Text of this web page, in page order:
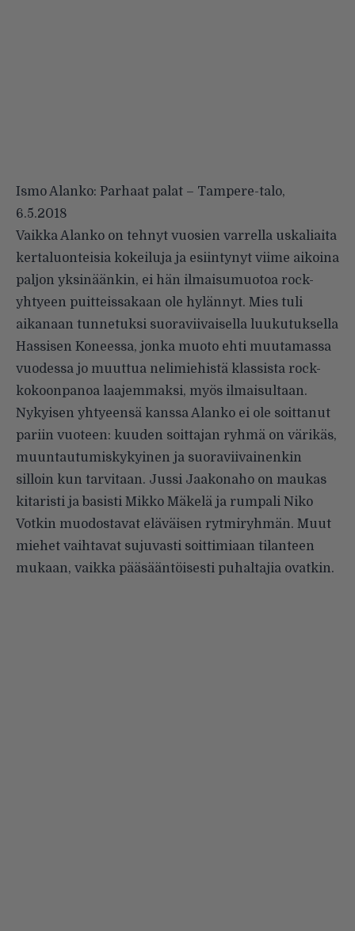
Ismo Alanko: Parhaat palat – Tampere-talo,
6.5.2018
Vaikka Alanko on tehnyt vuosien varrella uskaliaita
kertaluonteisia kokeiluja ja esiintynyt viime aikoina
paljon yksinäänkin, ei hän ilmaisumuotoa rock-
yhtyeen puitteissakaan ole hylännyt. Mies tuli
aikanaan tunnetuksi suoraviivaisella luukutuksella
Hassisen Koneessa, jonka muoto ehti muutamassa
vuodessa jo muuttua nelimiehistä klassista rock-
kokoonpanoa laajemmaksi, myös ilmaisultaan.
Nykyisen yhtyeensä kanssa Alanko ei ole soittanut
pariin vuoteen: kuuden soittajan ryhmä on värikäs,
muuntautumiskykyinen ja suoraviivainenkin
silloin kun tarvitaan. Jussi Jaakonaho on maukas
kitaristi ja basisti Mikko Mäkelä ja rumpali Niko
Votkin muodostavat eläväisen rytmiryhmän. Muut
miehet vaihtavat sujuvasti soittimiaan tilanteen
mukaan, vaikka pääsääntöisesti puhaltajia ovatkin.